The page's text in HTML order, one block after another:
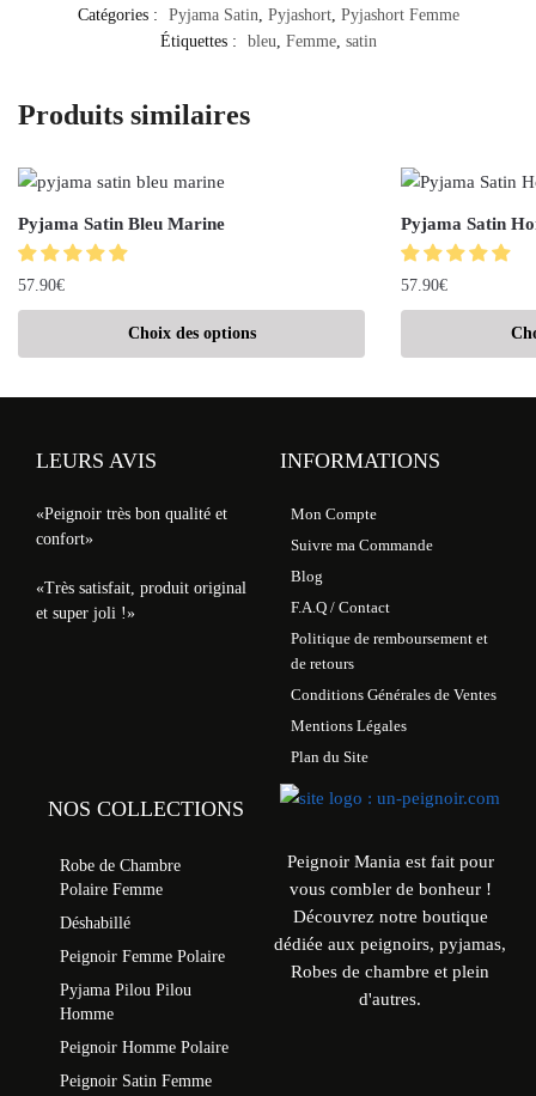
Catégories :
Pyjama Satin, Pyjashort, Pyjashort Femme
Étiquettes :
bleu, Femme, satin
Produits similaires
Pyjama Satin Bleu Marine
57.90€
Choix des options
Pyjama Satin
57.90€
LEURS AVIS
«Peignoir très bon qualité et
confort»
«Très satisfait, produit original
et super joli !»
INFORMATIONS
Mon Compte
Suivre ma Commande
Blog
F.A.Q / Contact
Politique de remboursement et
de retours
Conditions Générales de Ventes
Mentions Légales
Plan du Site
NOS COLLECTIONS
Robe de Chambre
Polaire Femme
Déshabillé
Peignoir Femme Polaire
Pyjama Pilou Pilou
Homme
Peignoir Homme Polaire
Peignoir Satin Femme
Peignoir Mania est fait pour
vous combler de bonheur !
Découvrez notre boutique
dédiée aux peignoirs, pyjamas,
Robes de chambre et plein
d'autres.